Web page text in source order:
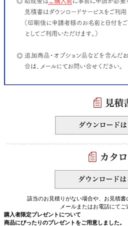
該当のお見積りがない場合や、お見積書
メールまたはお電話にてご
購入者限定プレゼントについて
商品にぴったりのプレゼントをご用意しました。